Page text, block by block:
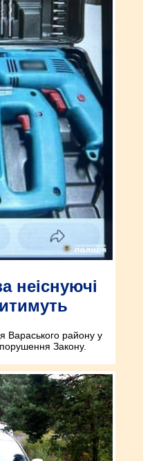
неіснуючі
Вараського району у
Закону.